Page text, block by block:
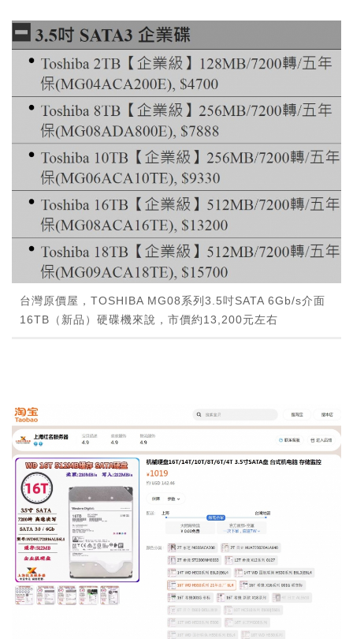
台灣原價屋，TOSHIBA MG08系列3.5吋SATA 6Gb/s介面
16TB（新品）硬碟機來說，市價約13,200元左右